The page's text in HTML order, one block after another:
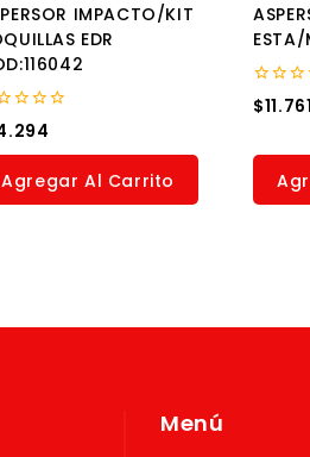
IMPACTO/KIT
EDR
Agregar Al Carrito
ESTA/
0
out
$11.761
Menú